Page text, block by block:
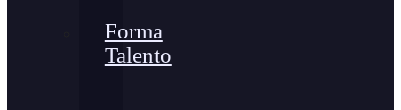
Forma
Talento